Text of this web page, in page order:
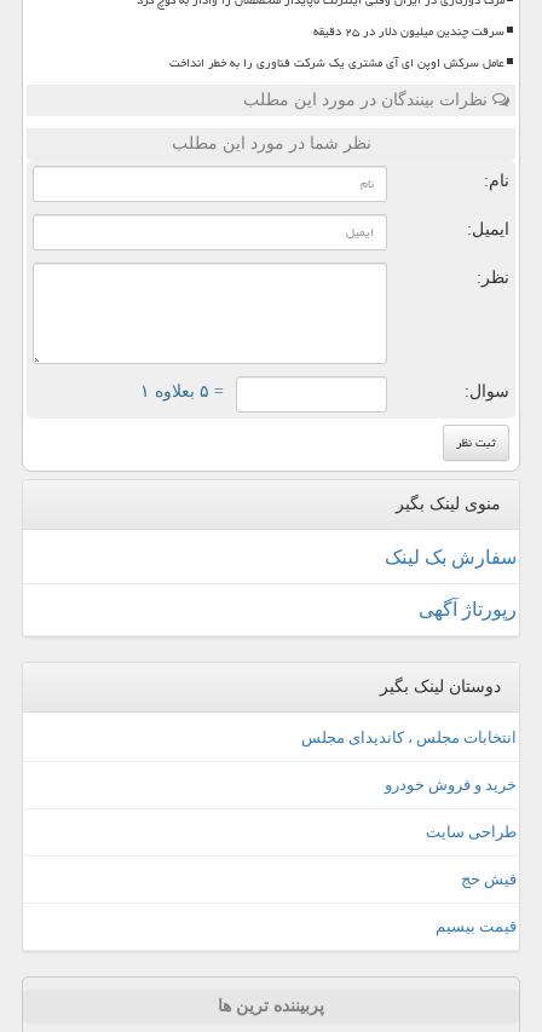
سرقت چندین میلیون دلار در ۲۵ دقیقه
عامل سرکش اوپن ای آی مشتری یک شرکت فناوری را به خطر انداخت
نظرات بینندگان در مورد این مطلب
نظر شما در مورد این مطلب
نام:
ایمیل:
نظر:
سوال: = ۵ بعلاوه ۱
منوی لینک بگیر
سفارش بک لینک
رپورتاژ آگهی
دوستان لینک بگیر
انتخابات مجلس ، کاندیدای مجلس
خرید و فروش خودرو
طراحی سایت
فیش حج
قیمت بیسیم
پربیننده ترین ها